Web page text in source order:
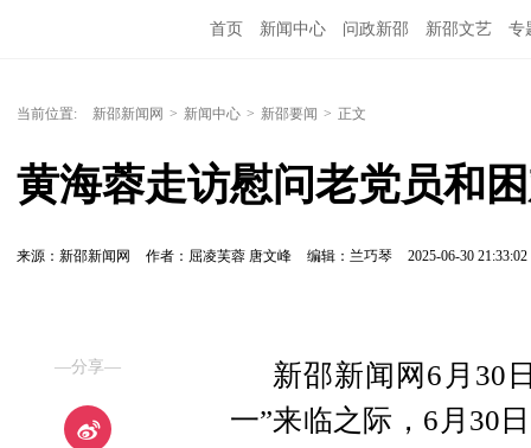
首页 新闻中心 问政新邵 新邵文艺 专
当前位置: 新邵新闻网 > 新闻中心 > 新邵要闻 > 正文
黄海蓉走访慰问老党员和
来源：新邵新闻网 作者：屈凌芙蓉 唐文峰 编辑：兰巧琴 2025-06-30 21:33:02
—分享—
新邵新闻网6月30
一”来临之际，6月30